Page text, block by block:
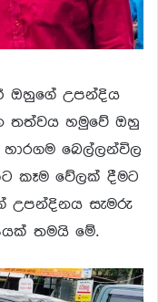
ඔහුගේ උපන්දිය
තත්වය හමුවේ ඔහු
බෙල්ලන්විල
කෑම වේලක් දීමට
උපන්දිනය සැමරු
තමයි මේ.